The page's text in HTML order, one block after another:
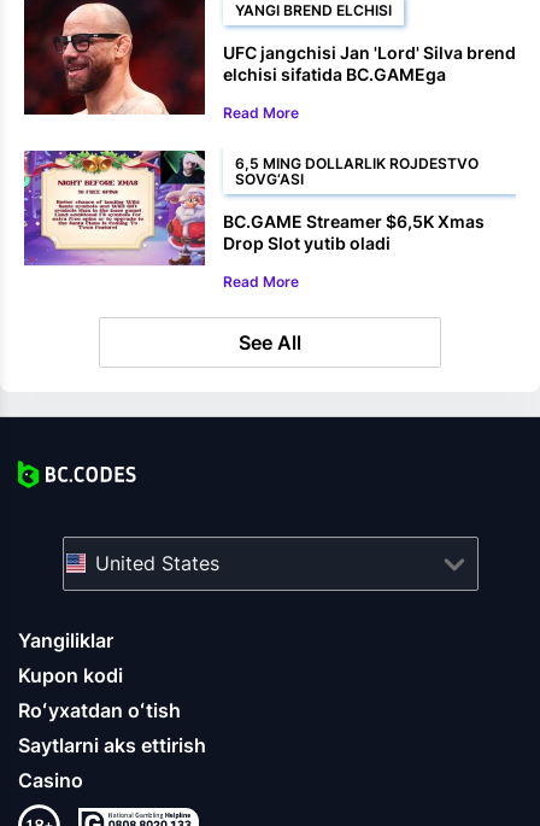
YANGI BREND ELCHISI
UFC jangchisi Jan 'Lord' Silva brend
elchisi sifatida BC.GAMEga
Read More
6,5 MING DOLLARLIK ROJDESTVO
SOVG‘ASI
BC.GAME Streamer $6,5K Xmas
Drop Slot yutib oladi
Read More
See All
Yangiliklar
Kupon kodi
Roʻyxatdan oʻtish
Saytlarni aks ettirish
Casino
United States